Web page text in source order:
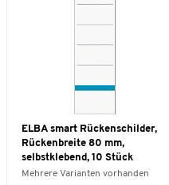
ELBA smart Rückenschilder,
Rückenbreite 80 mm,
selbstklebend, 10 Stück
Mehrere Varianten vorhanden